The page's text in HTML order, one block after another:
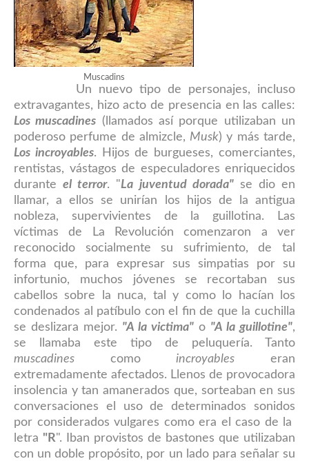
Muscadins
Un nuevo tipo de personajes, incluso
extravagantes, hizo acto de presencia en las calles:
Los muscadines (llamados así porque utilizaban un
poderoso perfume de almizcle, Musk) y más tarde,
Los incroyables. Hijos de burgueses, comerciantes,
rentistas, vástagos de especuladores enriquecidos
duranteel terror. "La juventud dorada"se dio en
llamar, a ellos se unirían los hijos de la antigua
nobleza, supervivientes de la guillotina. Las
víctimas de La Revolución comenzaron a ver
reconocido social mente su sufrimiento, de tal
forma que, para expresar sus simpatias por su
infortunio, muchos jóvenes se
recortaban sus
cabellos sobre la nuca, tal y como lo hacían los
condenados al patíbulo con el fin de que la cuchilla
se deslizara mejor. "A la victima" o "A la guillotine",
se llamaba este tipo de peluquería. Tanto
muscadines comoincroyables eran
extremadamente afectados. L lenos de provocadora
insolencia ytan amanerados que, sorteaban en sus
conversaciones el uso de determinados sonidos
por considerados vulgares como era el caso de la
letra "R". Iban provistos de bastones que utilizaban
con un doble propósito, por un lado para señalar su